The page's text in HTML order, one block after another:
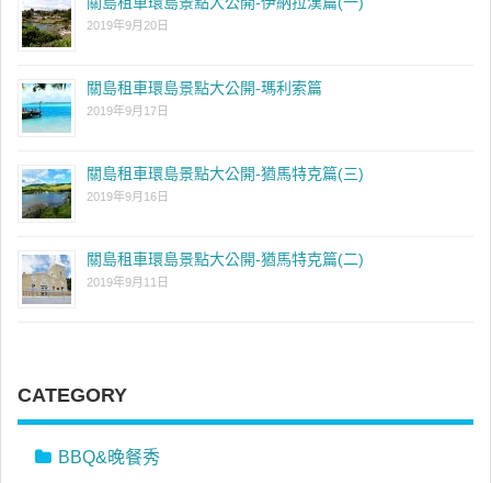
2019年9月20日
關島租車環島景點大公開-瑪利索篇
2019年9月17日
關島租車環島景點大公開-猶馬特克篇(三)
2019年9月16日
關島租車環島景點大公開-猶馬特克篇(二)
2019年9月11日
CATEGORY
BBQ&晚餐秀